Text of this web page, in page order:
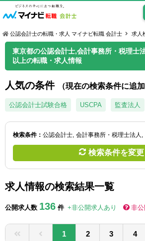
公認会計士試
USCPA（米国
女性会計士の転
個別転職相談
転職お役立ち情
公認会計士の転職・求人 マイナビ転職 会計士 求人
東京都の公認会計士,会計事務所・税理士
以上の転職・求人情報
人気の条件 （現在の検索条件に追加
公認会計士試験合格 USCPA 監査法人
検索条件： 公認会計士 会計事務所・税理士法人
検索条件を変更
求人情報の検索結果一覧
公開求人数 136 件 +非公開求人あり 非
1 2 3 4